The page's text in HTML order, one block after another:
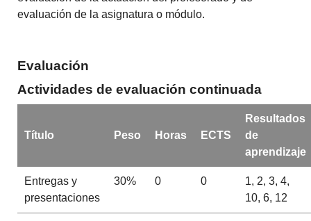
evaluación de la asignatura o módulo.
Evaluación
Actividades de evaluación continuada
Título Peso Horas ECTS
Resultados
de
aprendizaje
Entregas y
presentaciones
30% 0 0
1, 2, 3, 4,
10, 6, 12